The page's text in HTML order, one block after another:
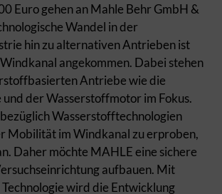
Euro gehen an Mahle Behr GmbH &
Wandel in der
hin zu alternativen Antrieben ist
angekommen. Dabei stehen
Antriebe wie die
der Wasserstoffmotor im Fokus.
Wasserstofftechnologien
Mobilität im Windkanal zu erproben,
Daher möchte MAHLE eine sichere
aufbauen. Mit
wird die Entwicklung